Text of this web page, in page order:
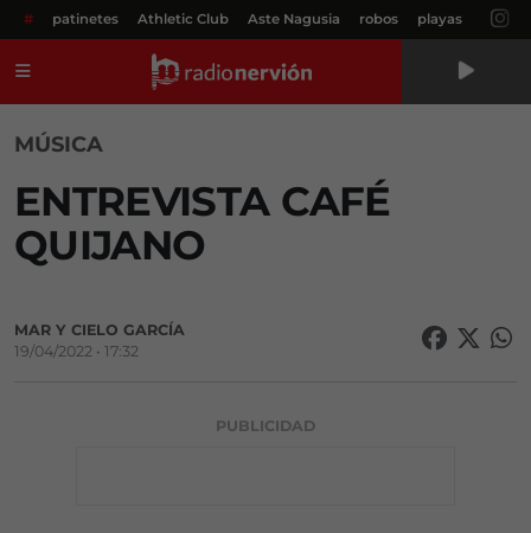
# patinetes Athletic Club Aste Nagusia robos playas
MÚSICA
ENTREVISTA CAFÉ
QUIJANO
MAR Y CIELO GARCÍA
19/04/2022 • 17:32
PUBLICIDAD